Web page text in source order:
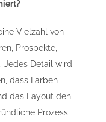
Vielzahl von
Prospekte,
Jedes Detail wird
dass Farben
das Layout den
Prozess